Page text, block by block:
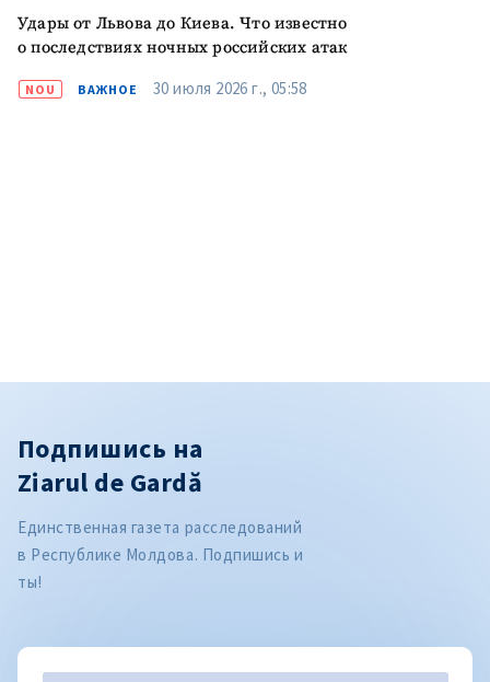
Удары от Львова до Киева. Что известно
о последствиях ночных российских атак
NOU ВАЖНОЕ 30 июля 2026 г., 05:58
Подпишись на
Ziarul de Gardă
Единственная газета расследований
в Республике Молдова. Подпишись и
ты!